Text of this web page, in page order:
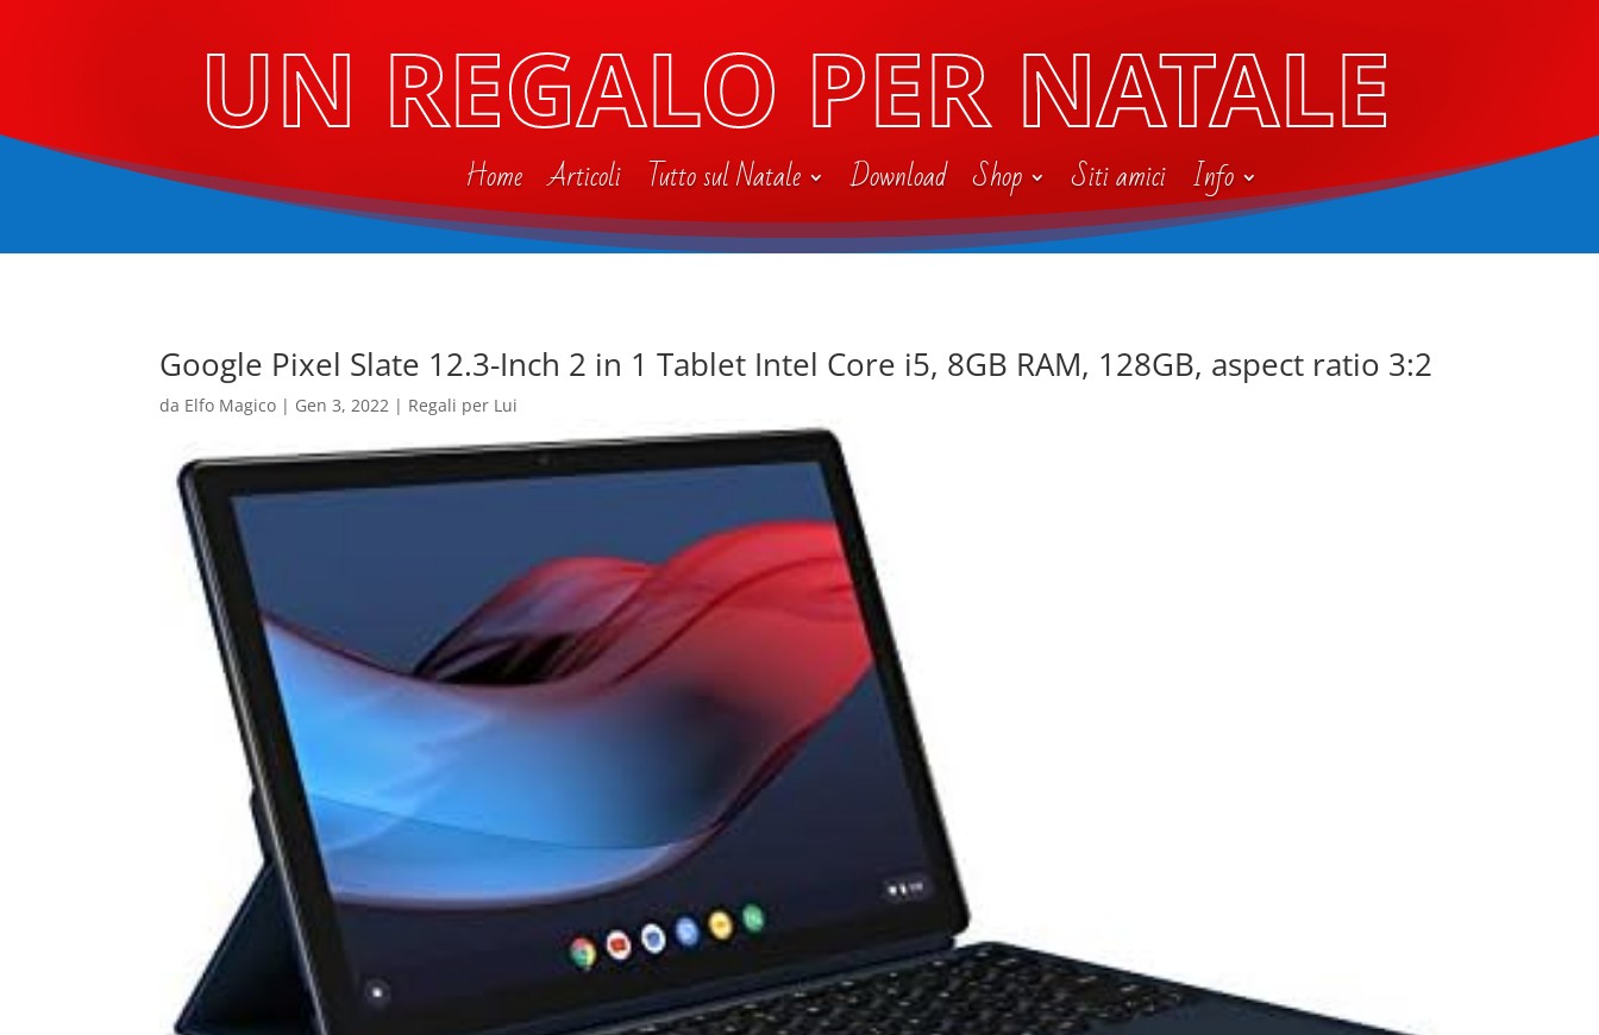
UN REGALO PER NATALE
Home Articoli Tutto sul Natale Download Shop Siti amici Info
Google Pixel Slate 12.3-Inch 2 in 1 Tablet Intel Core i5, 8GB RAM, 128GB, aspect ratio 3:2
da Elfo Magico | Gen 3, 2022 | Regali per Lui